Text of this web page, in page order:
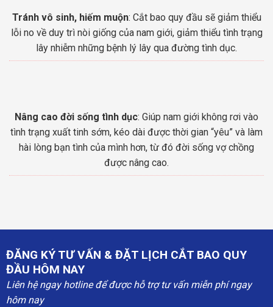
Tránh vô sinh, hiếm muộn: Cắt bao quy đầu sẽ giảm thiểu
lỗi no về duy trì nòi giống của nam giới, giảm thiểu tình trạng
lây nhiễm những bệnh lý lây qua đường tình dục.
Nâng cao đời sống tình dục: Giúp nam giới không rơi vào
tình trạng xuất tinh sớm, kéo dài được thời gian “yêu” và làm
hài lòng bạn tình của mình hơn, từ đó đời sống vợ chồng
được nâng cao.
ĐĂNG KÝ TƯ VẤN & ĐẶT LỊCH CẮT BAO QUY
ĐẦU HÔM NAY
Liên hệ ngay hotline để được hỗ trợ tư vấn miễn phí ngay
hôm nay